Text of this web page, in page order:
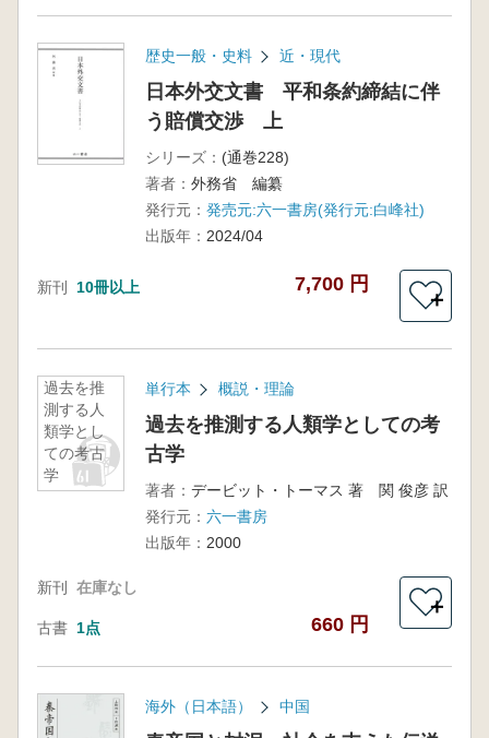
歴史一般・史料 近・現代
日本外交文書 平和条約締結に伴
う賠償交渉 上
シリーズ： (通巻228)
著者： 外務省 編纂
発行元： 発売元:六一書房(発行元:白峰社)
出版年： 2024/04
新刊 10冊以上 7,700 円
＋
過去を推
測する人
類学とし
ての考古
学
単行本 概説・理論
過去を推測する人類学としての考
古学
著者： デービット・トーマス 著 関 俊彦 訳
発行元： 六一書房
出版年： 2000
新刊 在庫なし
古書 1点 660 円
＋
海外（日本語） 中国